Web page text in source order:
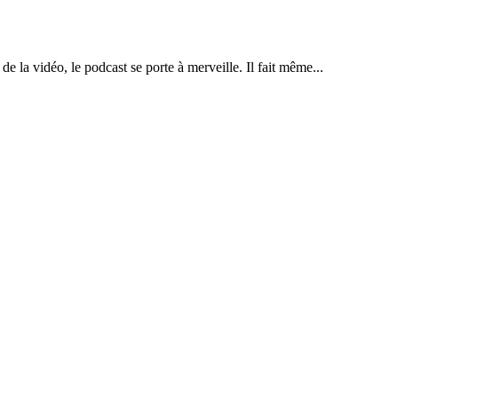
la vidéo, le podcast se porte à merveille. Il fait même...